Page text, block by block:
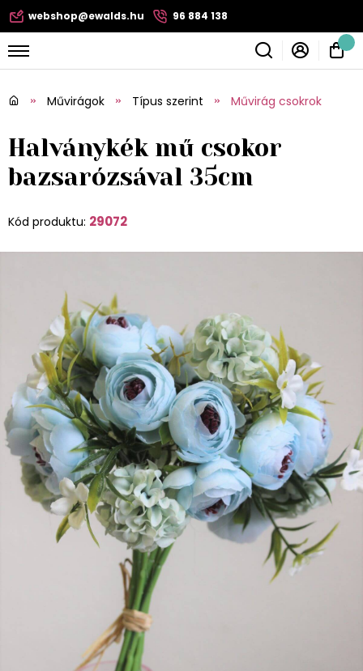
webshop@ewalds.hu 96 884 138
Művirágok Típus szerint Művirág csokrok
Halványkék mű csokor
bazsarózsával 35cm
Kód produktu: 29072